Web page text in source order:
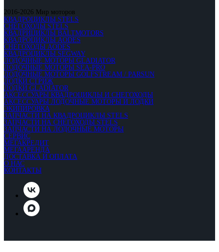
2016-2026 Мир моторов
КВАДРОЦИКЛЫ STELS
СНЕГОХОДЫ STELS
КВАДРИЦИКЛЫ BALTMOTORS
КВАДРОЦИКЛЫ AODES
СНЕГОХОДЫ AODES
КВАДРОЦИКЛЫ SEGWAY
ЛОДОЧНЫЕ МОТОРЫ GLADIATOR
ЛОДОЧНЫЕ МОТОРЫ SEA-PRO
ЛОДОЧНЫЕ МОТОРЫ GOLFSTREAM / PARSUN
ЛОДКИ СТРИЖ
ЛОДКИ GLADIATOR
АКСЕССУАРЫ КВАДРОЦИКЛЫ И СНЕГОХОДЫ
АКСЕССУАРЫ ЛОДОЧНЫЕ МОТОРЫ И ЛОДКИ
ЭКИПИРОВКА
ЗАПЧАСТИ НА КВАДРОЦИКЛЫ STELS
ЗАПЧАСТИ НА СНЕГОХОДЫ STELS
ЗАПЧАСТИ НА ЛОДОЧНЫЕ МОТОРЫ
СЕРВИС
МЕГАКРЕДИТ
МЕГААРЕНДА
ДОСТАВКА И ОПЛАТА
О НАС
КОНТАКТЫ